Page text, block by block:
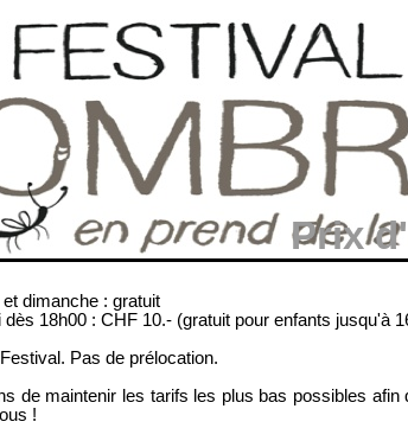
Prix
dimanche : gratuit
18h00 : CHF 10.- (gratuit pour enfants jusqu'à
Pas de prélocation.
de maintenir les tarifs les plus bas possibles
!